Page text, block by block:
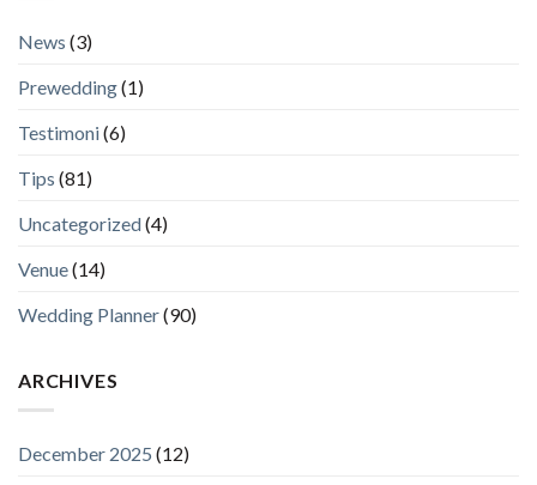
News (3)
Prewedding(1)
Testimoni(6)
Tips (81)
Uncategorized(4)
Venue(14)
Wedding Planner(90)
ARCHIVES
December 2025 (12)